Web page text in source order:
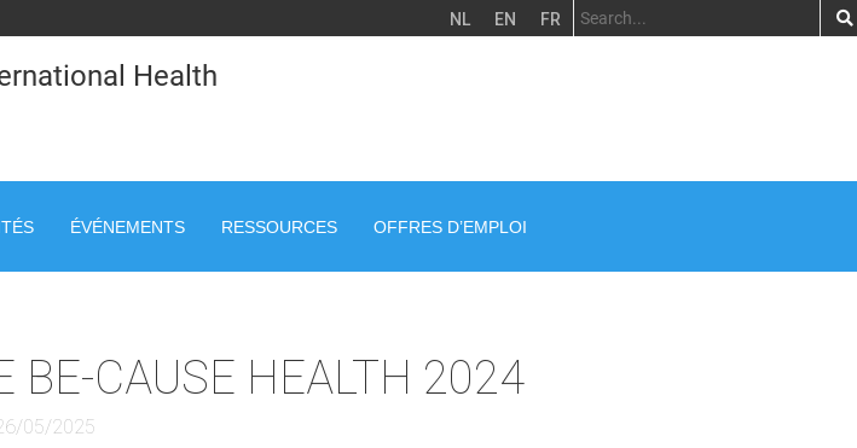
NL EN FR
Health
ÉVÉNEMENTS RESSOURCES OFFRES D’EMPLOI
BE-CAUSE HEALTH 2024
05/2025